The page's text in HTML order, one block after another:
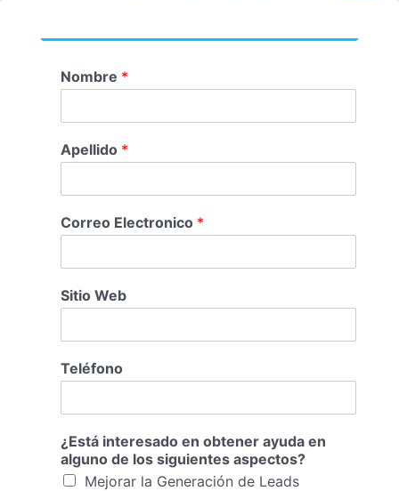
Nombre *
Apellido *
Correo Electronico *
Sitio Web
Teléfono
¿Está interesado en obtener ayuda en
alguno de los siguientes aspectos?
Mejorar la Generación de Leads